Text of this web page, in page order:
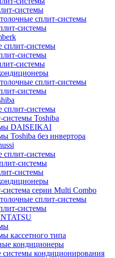
системы
сплит-системы
системы
сплит-системы
системы
системы
сплит-системы
системы
сплит-системы
Toshiba
DAISEIKAI
Toshiba без инвертора
сплит-системы
системы
системы
серии Multi Combo
сплит-системы
системы
кассетного типа
кондиционеры
системы кондиционирования